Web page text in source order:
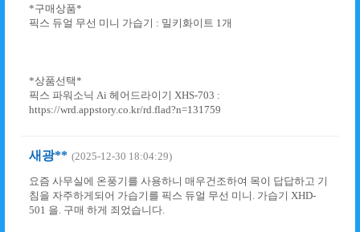
*구매상품*
픽스 듀얼 무선 미니 가습기 : 밀키화이트 1개
*상품선택*
픽스 파워소닉 Ai 헤어드라이기 XHS-703 :
https://wrd.appstory.co.kr/rd.flad?n=131759
새광** (2025-12-30 18:04:29)
요즘 사무실에 온풍기를 사용하니 매우건조하여 목이 답답하고 기
침을 자주하게되어 가습기를 픽스 듀얼 무선 미니. 가습기 XHD-
501 을. 구매 하게 죄었습니다.